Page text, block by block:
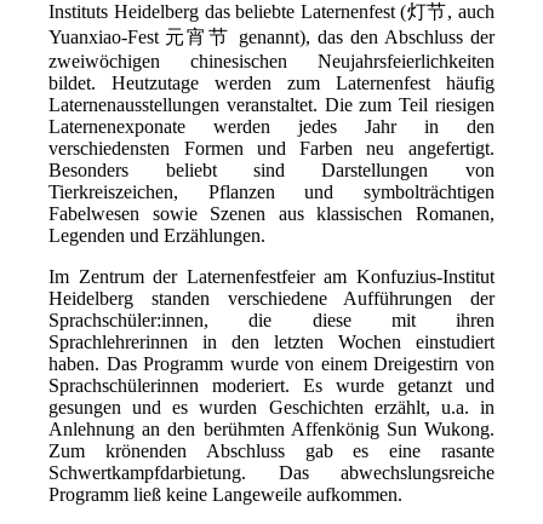
Instituts Heidelberg das beliebte Laternenfest (灯节, auch
Yuanxiao-Fest 元宵节 genannt), das den Abschluss der
zweiwöchigen chinesischen Neujahrsfeierlichkeiten
bildet.Heutzutage werden zum Laternenfest häufig
Laternenausstellungen veranstaltet. Die zum Teil riesigen
Laternenexponate werden jedes Jahr in den
verschiedensten Formen und Farben neu angefertigt.
Besonders beliebt sind Darstellungen von
Tierkreiszeichen, Pflanzen und symbolträchtigen
Fabelwesen sowie Szenen aus klassischen Romanen,
Legenden und Erzählungen.
Im Zentrum der Laternenfestfeier am Konfuzius-Institut
Heidelberg standen verschiedene Aufführungen der
Sprachschüler:innen, die diese mit ihren
Sprachlehrerinnen in den letzten Wochen einstudiert
haben. Das Programm wurde von einem Dreigestirn von
Sprachschülerinnen moderiert. Es wurde getanzt und
gesungen und es wurden Geschichten erzählt, u.a. in
Anlehnung an den berühmten Affenkönig Sun Wukong.
Zum krönenden Abschluss gab es eine rasante
Schwertkampfdarbietung. Das abwechslungsreiche
Programm ließ keine Langeweile aufkommen.